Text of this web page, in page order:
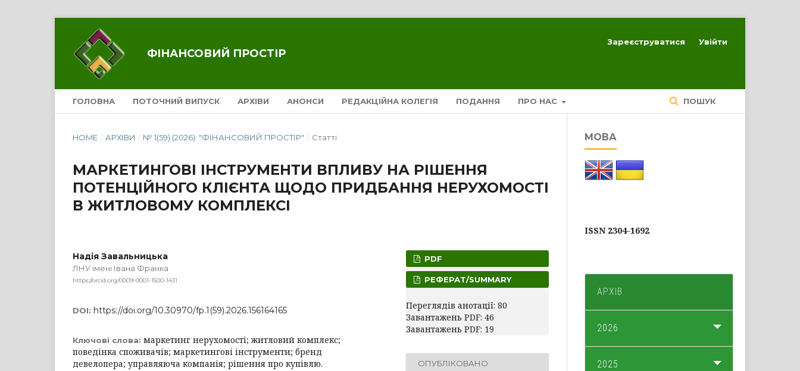
ФІНАНСОВИЙ ПРОСТІР
ГОЛОВНА ПОТОЧНИЙ ВИПУСК АРХІВИ АНОНСИ РЕДАКЦІЙНА КОЛЕГІЯ ПОДАННЯ ПРО НАС ПОШУК
Зареєструватися Увійти
HOME / АРХІВИ / № 1(59) (2026): "ФІНАНСОВИЙ ПРОСТІР" / Статті
МАРКЕТИНГОВІ ІНСТРУМЕНТИ ВПЛИВУ НА РІШЕННЯ
ПОТЕНЦІЙНОГО КЛІЄНТА ЩОДО ПРИДБАННЯ НЕРУХОМОСТІ
В ЖИТЛОВОМУ КОМПЛЕКСІ
Надія Завальницька
ЛНУ імені Івана Франка
https://orcid.org/0009-0001-1500-1431
DOI: https://doi.org/10.30970/fp.1(59).2026.156164165
Ключові слова: маркетинг нерухомості; житловий комплекс;
поведінка споживачів; маркетингові інструменти; бренд
девелопера; управляюча компанія; рішення про купівлю.
PDF
РЕФЕРАТ/SUMMARY
Переглядів анотації: 80
Завантажень PDF: 46
Завантажень PDF: 19
ОПУБЛІКОВАНО
МОВА
ISSN 2304-1692
АРХІВ
2026
2025